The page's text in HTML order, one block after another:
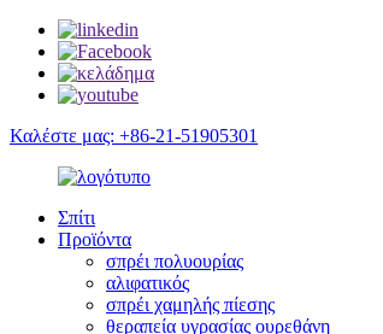
Καλέστε μας: +86-21-51905301
Σπίτι
Προϊόντα
σπρέι πολυουρίας
αλιφατικός
σπρέι χαμηλής πίεσης
θεραπεία υγρασίας ουρεθάνη